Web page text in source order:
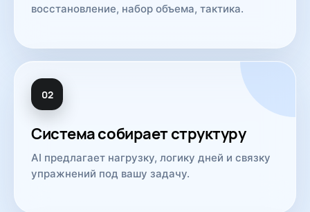
восстановление, набор объема, тактика.
02
Система собирает структуру
AI предлагает нагрузку, логику дней и связку
упражнений под вашу задачу.